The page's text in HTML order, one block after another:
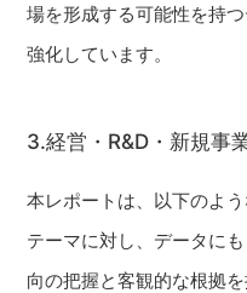
場を形成する可能性を持
強化しています。
3.経営・R&D・新規事
本レポートは、以下のよ
テーマに対し、データに
向の把握と客観的な根拠を